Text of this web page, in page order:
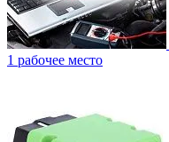
1 рабочее место